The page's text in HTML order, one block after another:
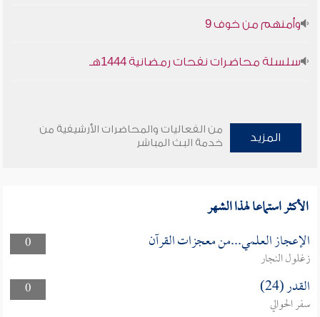
وأمنهم من خوف 9
سلسلة محاضرات نفحات رمضانية 1444هـ
المزيد
من الفعاليات والمحاضرات الأرشيفية من
خدمة البث المباشر
الأكثر استماعا لهذا الشهر
0 الإعجاز العلمي...من معجزات القرآن
زغلول النجار
0
القدر (24)
سفر الحوالي